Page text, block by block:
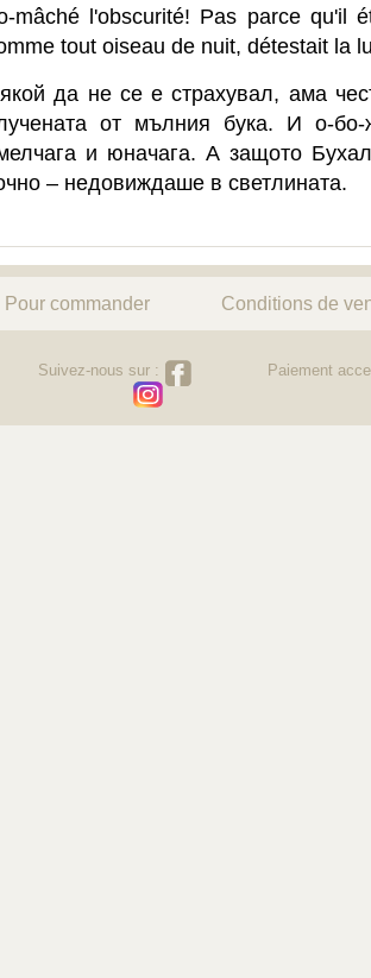
mâché l'obscurité! Pas parce qu'il
tout oiseau de nuit, détestait la
да не се e страхувал, ама
от мълния бука. И о-
и юначага. А защото
– недовиждаше в светлината.
Pour commander Conditions de
Suivez-nous sur : Paiement